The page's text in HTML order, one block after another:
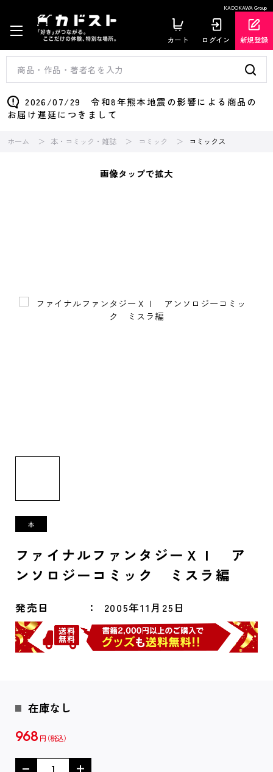
KADOKAWA Group
カート ログイン 新規登録
2026/07/29 令和8年熊本地震の影響による商品の
お届け遅延につきまして
ホーム 本・コミック・雑誌 コミック コミックス
画像タップで拡大
ファイナルファンタジーＸＩ ア
ンソロジーコミック ミスラ編
発売日 2005年11月25日
在庫なし
968 円